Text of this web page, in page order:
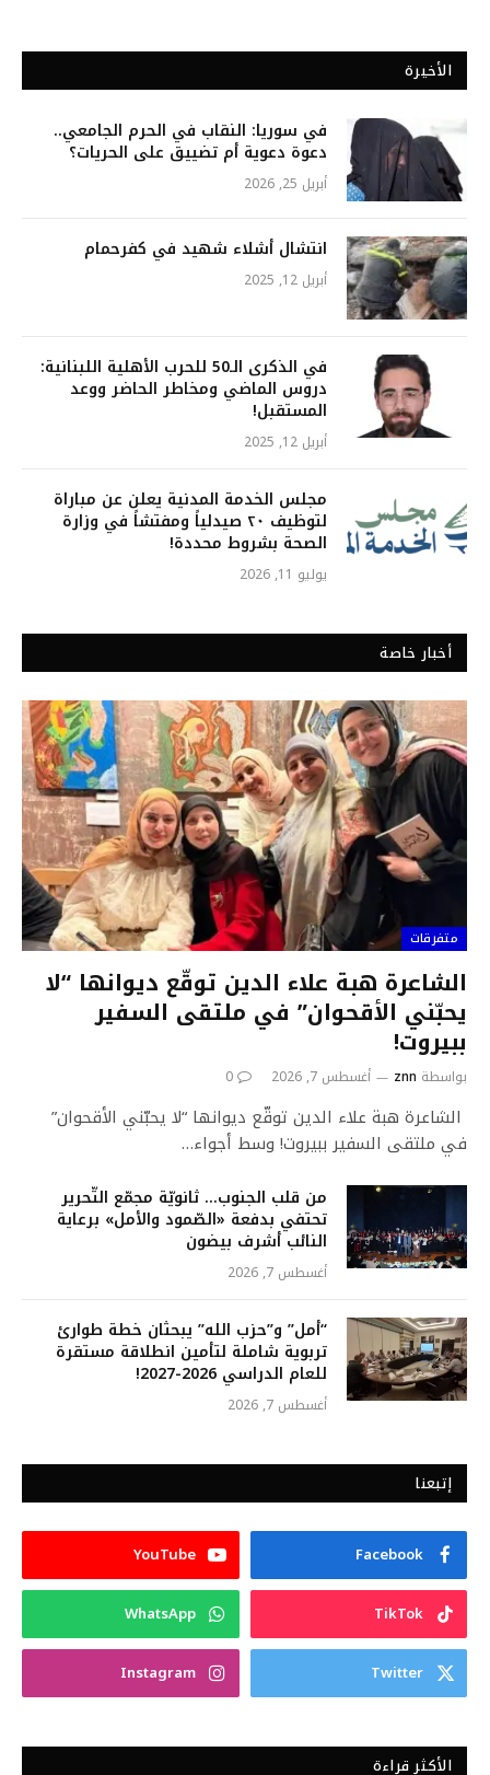
الأخيرة
في سوريا: النقاب في الحرم الجامعي..
دعوة دعوية أم تضييق على الحريات؟
أبريل 25, 2026
انتشال أشلاء شهيد في كفرحمام
أبريل 12, 2025
في الذكرى الـ50 للحرب الأهلية اللبنانية:
دروس الماضي ومخاطر الحاضر ووعد
المستقبل!
أبريل 12, 2025
مجلس الخدمة المدنية يعلن عن مباراة
لتوظيف ٢٠ صيدلياً ومفتشاً في وزارة
الصحة بشروط محددة!
يوليو 11, 2026
أخبار خاصة
متفرقات
الشاعرة هبة علاء الدين توقّع ديوانها “لا
يحبّني الأقحوان” في ملتقى السفير
ببيروت!
بواسطة znn أغسطس 7, 2026 0
الشاعرة هبة علاء الدين توقّع ديوانها “لا يحبّني الأقحوان”
في ملتقى السفير ببيروت! وسط أجواء…
من قلب الجنوب… ثانويّة مجمّع التّحرير
تحتفي بدفعة «الصّمود والأمل» برعاية
النائب أشرف بيضون
أغسطس 7, 2026
“أمل” و”حزب الله” يبحثان خطة طوارئ
تربوية شاملة لتأمين انطلاقة مستقرة
للعام الدراسي 2026-2027!
أغسطس 7, 2026
إتبعنا
Facebook
YouTube
TikTok
WhatsApp
Twitter
Instagram
الأكثر قراءة